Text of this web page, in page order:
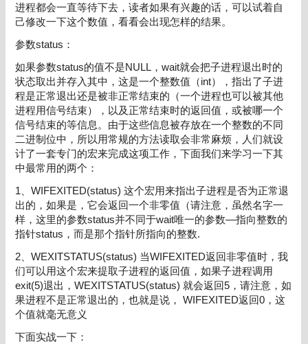
进程都会一直等待下去，读者如果有兴趣的话，可以试着自
己修改一下这个数值，看看会出现怎样的结果。
参数status：
如果参数status的值不是NULL，wait就会把子进程退出时的
状态取出并存入其中，这是一个整数值（int），指出了子进
程是正常退出还是被非正常结束的（一个进程也可以被其他
进程用信号结束），以及正常结束时的返回值，或被哪一个
信号结束的等信息。由于这些信息被存放在一个整数的不同
二进制位中，所以用常规的方法读取会非常麻烦，人们就设
计了一套专门的宏来完成这项工作，下面我们来学习一下其
中最常用的两个：
1、WIFEXITED(status) 这个宏用来指出子进程是否为正常退
出的，如果是，它会返回一个非零值（请注意，虽然名字一
样，这里的参数status并不同于wait唯一的参数—指向整数的
指针status，而是那个指针所指向的整数.
2、WEXITSTATUS(status) 当WIFEXITED返回非零值时，我
们可以用这个宏来提取子进程的返回值，如果子进程调用
exit(5)退出，WEXITSTATUS(status) 就会返回5，请注意，如
果进程不是正常退出的，也就是说， WIFEXITED返回0，这
个值就毫无意义
下面实战一下：